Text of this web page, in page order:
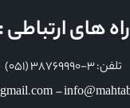
راه های ارتباطی :
تلفن: 3-38769990 (051)